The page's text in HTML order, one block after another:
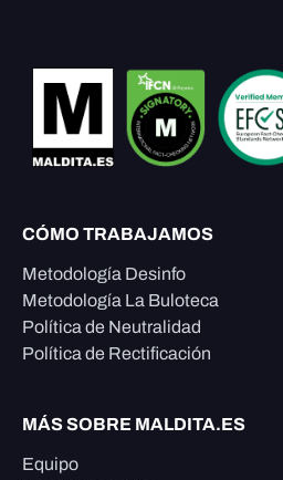
CÓMO TRABAJAMOS
Metodología Desinfo
Metodología La Buloteca
Política de Neutralidad
Política de Rectificación
MÁS SOBRE MALDITA.ES
Equipo